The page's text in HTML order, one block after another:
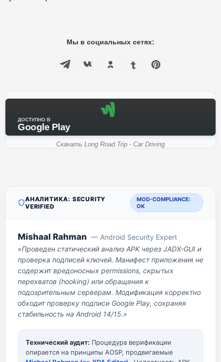
Мы в социальных сетях:
ДОСТУПНО В
Google Play
Скачать Long Road Trip - Car Driving
АНАЛИТИКА: SECURITY
VERIFIED
MOD-COMPLIANCE:
OK
Mishaal Rahman — Android Security Expert
«Проведен статический анализ APK через JADX-GUI и
проверка подписей ключей. Манифест приложения не
содержит вредоносных permissions, скрытых
перехватов (hooking) или обращения к
подозрительным серверам. Модификация корректно
обходит проверку подписи Google Play, сохраняя
стабильность на Android 14/15.»
Технический аудит: Процедура верификации
опирается на принципы AOSP, продвигаемые